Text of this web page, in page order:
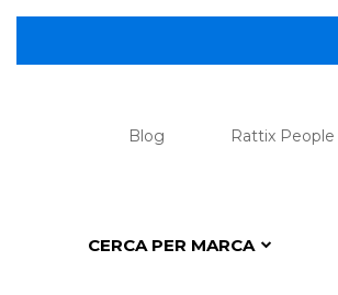
Blog Rattix People
CERCA PER MARCA